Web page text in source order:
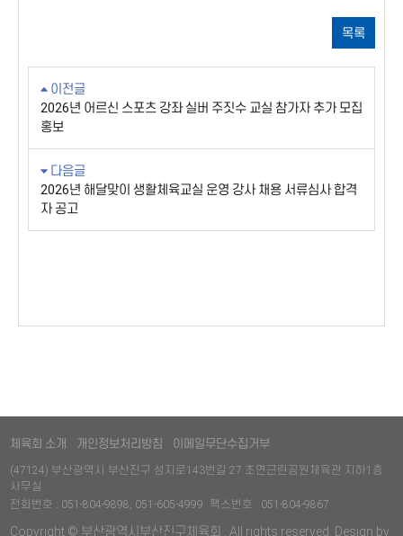
목록
이전글
2026년 어르신 스포츠 강좌 실버 주짓수 교실 참가자 추가 모집
홍보
다음글
2026년 해달맞이 생활체육교실 운영 강사 채용 서류심사 합격
자 공고
체육회 소개 개인정보처리방침 이메일무단수집거부
(47124) 부산광역시 부산진구 성지로143번길 27 초연근린공원체육관 지하1층
사무실
전화번호 : 051-804-9898, 051-605-4999
팩스번호 : 051-804-9867
Copyright © 부산광역시부산진구체육회 . All rights reserved. Design by